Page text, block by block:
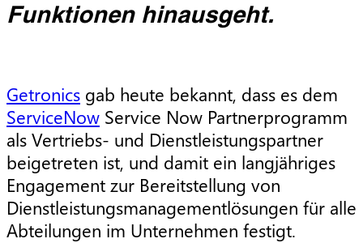
Funktionen hinausgeht.
Getronics gab heute bekannt, dass es dem
ServiceNow Service Now Partnerprogramm
als Vertriebs- und Dienstleistungspartner
beigetreten ist, und damit ein langjähriges
Engagement zur Bereitstellung von
Dienstleistungsmanagementlösungen für alle
Abteilungen im Unternehmen festigt.